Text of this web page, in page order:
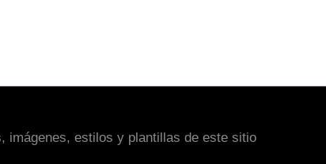
imágenes, estilos y plantillas de este sitio